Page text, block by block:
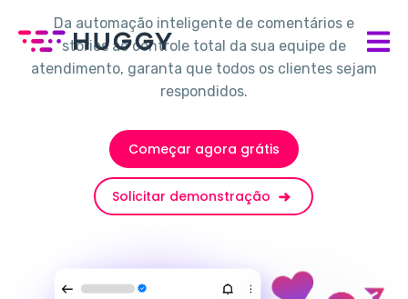
Da automação inteligente de comentários e
stories ao controle total da sua equipe de
atendimento, garanta que todos os clientes sejam
respondidos.
Começar agora grátis
Solicitar demonstração